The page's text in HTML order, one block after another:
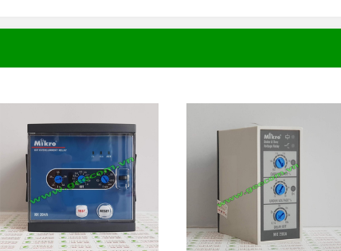
RƠ-LE BẢO VỆ QUÁ DÒNG NX204A-240
RƠ-LE BẢO VỆ QUÁ DÒNG NX203A-240A